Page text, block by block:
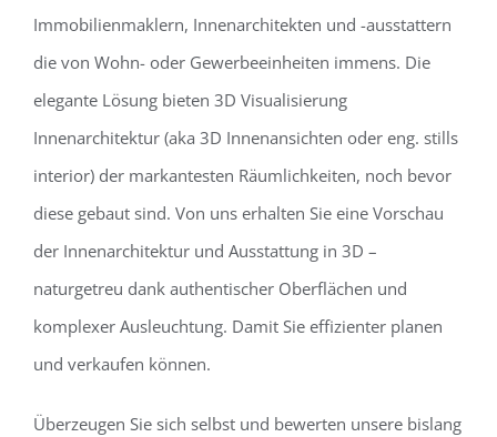
Immobilienmaklern, Innenarchitekten und -ausstattern
die von Wohn- oder Gewerbeeinheiten immens. Die
elegante Lösung bieten 3D Visualisierung
Innenarchitektur (aka 3D Innenansichten oder eng. stills
interior) der markantesten Räumlichkeiten, noch bevor
diese gebaut sind. Von uns erhalten Sie eine Vorschau
der Innenarchitektur und Ausstattung in 3D –
naturgetreu dank authentischer Oberflächen und
komplexer Ausleuchtung. Damit Sie effizienter planen
und verkaufen können.
Überzeugen Sie sich selbst und bewerten unsere bislang